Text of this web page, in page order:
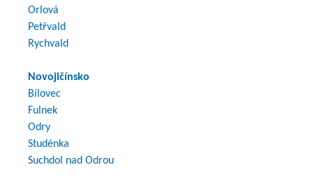
Orlová
Petřvald
Rychvald
Novojičínsko
Bílovec
Fulnek
Odry
Studénka
Suchdol nad Odrou